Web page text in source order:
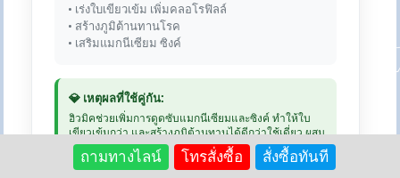
• เร่งใบเขียวเข้ม เพิ่มคลอโรฟิลล์
• สร้างภูมิต้านทานโรค
• เสริมแมกนีเซียม ซิงค์
💎 เหตุผลที่ใช้คู่กัน:
ฮิวมิคช่วยเพิ่มการดูดซับแมกนีเซียมและซิงค์ ทำให้ใบ
เขียวเข้มกว่า และสร้างภูมิต้านทานได้ดีกว่าใช้เดี่ยว ผสม
ฉีดพ่นพร้อมกันได้
ถามทางไลน์ โทรสั่งซื้อ สั่งซื้อทันที